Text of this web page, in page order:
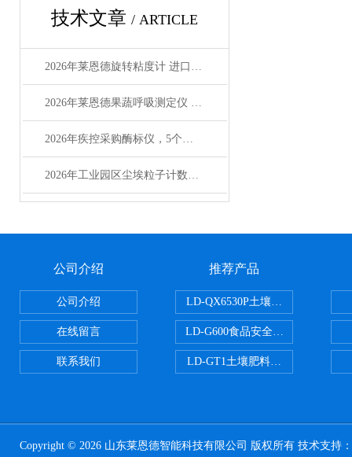
技术文章 / ARTICLE
2026年莱恩德旋转粘度计 进口国产对标选型指南
2026年莱恩德果蔬呼吸测定仪 检测效率较传统方式提8倍
2026年疾控采购酶标仪，5个成本维度要算清
2026年工业园区尘埃粒子计数器选型实用指南
公司介绍
公司介绍
在线留言
联系我们
推荐产品
LD-QX6530P土壤氧化还原电位检
LD-G600食品安全检测仪
LD-GT1土壤肥料养分检测仪
Copyright © 2026 山东莱恩德智能科技有限公司 版权所有 技术支持：